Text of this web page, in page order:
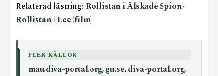
Relaterad läsning: Rollistan i Älskade Spion·
Rollistan i Lee (film)
FLER KÄLLOR
mau.diva-portal.org,gu.se, diva-portal.org,